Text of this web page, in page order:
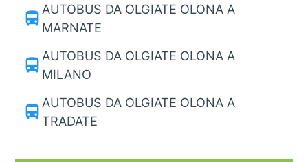
directions_bus AUTOBUS DA OLGIATE OLONA A
MARNATE
directions_bus AUTOBUS DA OLGIATE OLONA A
MILANO
directions_bus AUTOBUS DA OLGIATE OLONA A
TRADATE